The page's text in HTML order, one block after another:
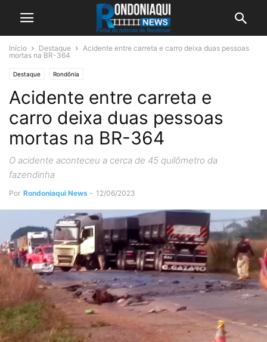
Início Destaque
Acidente entre carreta e carro deixa duas pessoas
mortas na BR-364
Destaque Rondônia
Acidente entre carreta e
carro deixa duas pessoas
mortas na BR-364
O acidente aconteceu a cerca de 45 quilômetro da
fazendinha
Por Rondoniaqui News - 12/06/2023